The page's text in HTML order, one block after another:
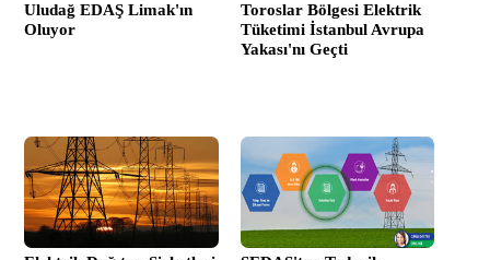
Uludağ EDAŞ Limak'ın
Oluyor
Toroslar Bölgesi Elektrik
Tüketimi İstanbul Avrupa
Yakası'nı Geçti